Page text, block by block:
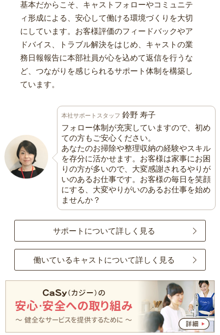
基本だからこそ、キャストフォローやコミュニテ
ィ形成による、安心して働ける環境づくりを大切
にしています。お客様評価のフィードバックやア
ドバイス、トラブル解決をはじめ、キャストの業
務日報報告に本部社員が心を込めて返信を行うな
ど、つながりを感じられるサポート体制を構築し
ています。
本社サポートスタッフ 鈴野 寿子
フォロー体制が充実していますので、初め
ての方もご安心ください。
あなたのお掃除や整理収納の経験やスキル
を存分に活かせます。お客様は家事にお困
りの方が多いので、大変感謝されるやりが
いのあるお仕事です。お客様の毎日を笑顔
にする、大変やりがいのあるお仕事を始め
ませんか？
サポートについて詳しく見る
働いているキャストについて詳しく見る